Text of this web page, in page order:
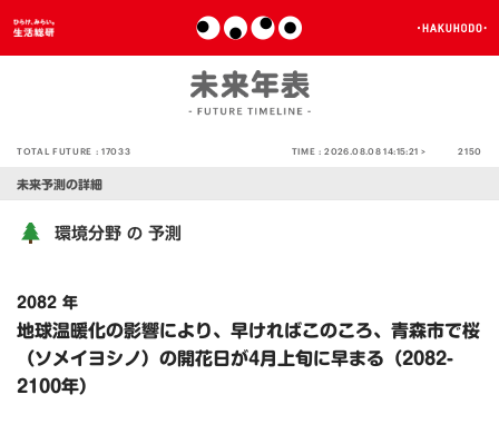
TOTAL FUTURE :17033 TIME :2026.08.08 14:15:21 > 2150
未来予測の詳細
環境分野 の 予測
2082 年
地球温暖化の影響により、早ければこのころ、青森市で桜
（ソメイヨシノ）の開花日が4月上旬に早まる（2082-
2100年）